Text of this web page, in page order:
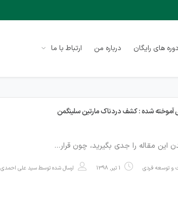
دوره های رایگان درباره من ارتباط با ما
آموخته شده : کشف دردناک مارتین سلینگمن
این مقاله را جدی بگیرید، چون قرار…
و توسعه فردی 1 تیر, 1398 ارسال شده توسطسید علی احمدی